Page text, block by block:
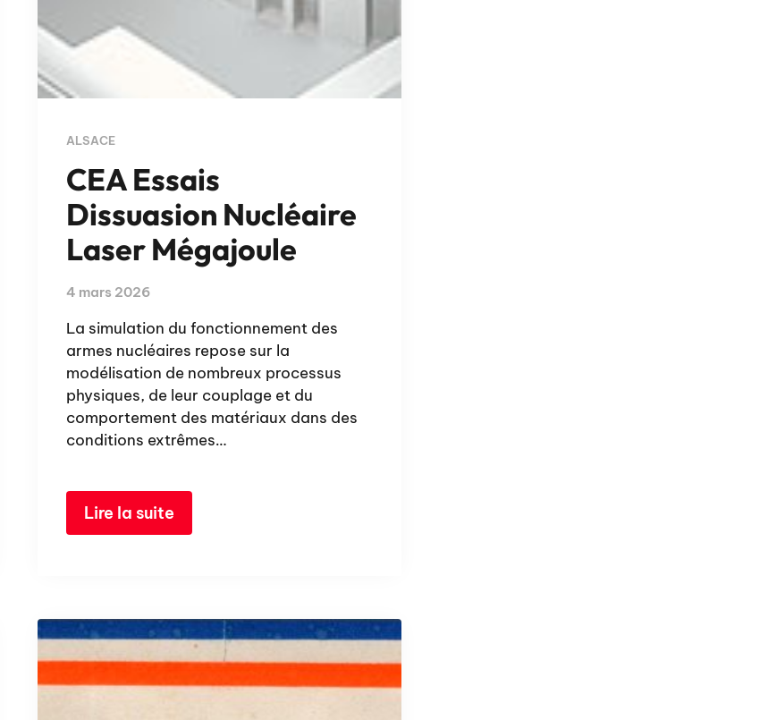
ALSACE
CEA Essais
Dissuasion Nucléaire
Laser Mégajoule
4 mars 2026
La simulation du fonctionnement des
armes nucléaires repose sur la
modélisation de nombreux processus
physiques, de leur couplage et du
comportement des matériaux dans des
conditions extrêmes…
Lire la suite